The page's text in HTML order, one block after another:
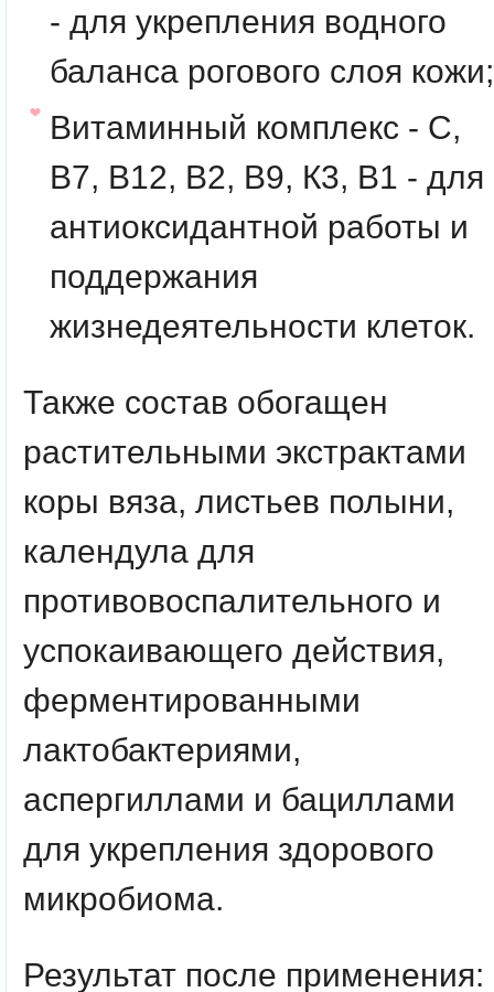
- для укрепления водного
баланса рогового слоя кожи;
Витаминный комплекс - С,
В7, В12, В2, В9, К3, В1 - для
антиоксидантной работы и
поддержания
жизнедеятельности клеток.
Также состав обогащен
растительными экстрактами
коры вяза, листьев полыни,
календула для
противовоспалительного и
успокаивающего действия,
ферментированными
лактобактериями,
аспергиллами и бациллами
для укрепления здорового
микробиома.
Результат после применения: